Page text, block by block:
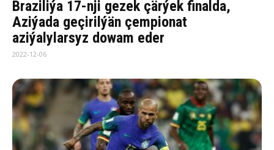
Braziliýa 17-nji gezek çärýek finalda,
Aziýada geçirilýän çempionat
aziýalylarsyz dowam eder
2022-12-06